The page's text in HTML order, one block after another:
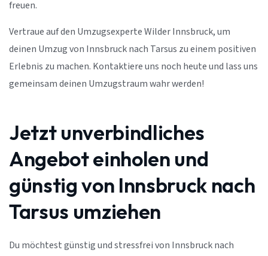
freuen.
Vertraue auf den Umzugsexperte Wilder Innsbruck, um
deinen Umzug von Innsbruck nach Tarsus zu einem positiven
Erlebnis zu machen. Kontaktiere uns noch heute und lass uns
gemeinsam deinen Umzugstraum wahr werden!
Jetzt unverbindliches
Angebot einholen und
günstig von Innsbruck nach
Tarsus umziehen
Du möchtest günstig und stressfrei von Innsbruck nach